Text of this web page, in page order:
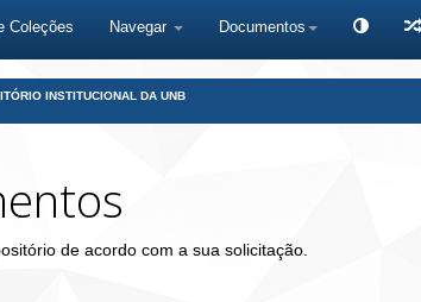
Coleções Navegar Documentos
INSTITUCIONAL DA UNB
de acordo com a sua solicitação.